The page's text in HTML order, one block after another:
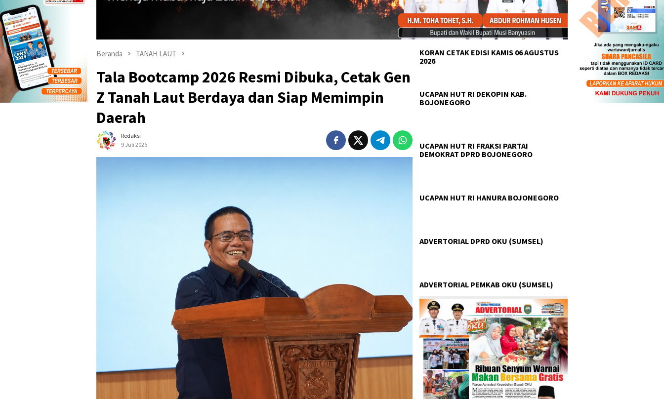
Beranda TANAH LAUT
Tala Bootcamp 2026 Resmi Dibuka, Cetak Gen
Z Tanah Laut Berdaya dan Siap Memimpin
Daerah
Redaksi
9 Juli 2026
KORAN CETAK EDISI KAMIS 06 AGUSTUS
2026
UCAPAN HUT RI DEKOPIN KAB.
BOJONEGORO
UCAPAN HUT RI FRAKSI PARTAI
DEMOKRAT DPRD BOJONEGORO
UCAPAN HUT RI HANURA BOJONEGORO
ADVERTORIAL DPRD OKU (SUMSEL)
ADVERTORIAL PEMKAB OKU (SUMSEL)